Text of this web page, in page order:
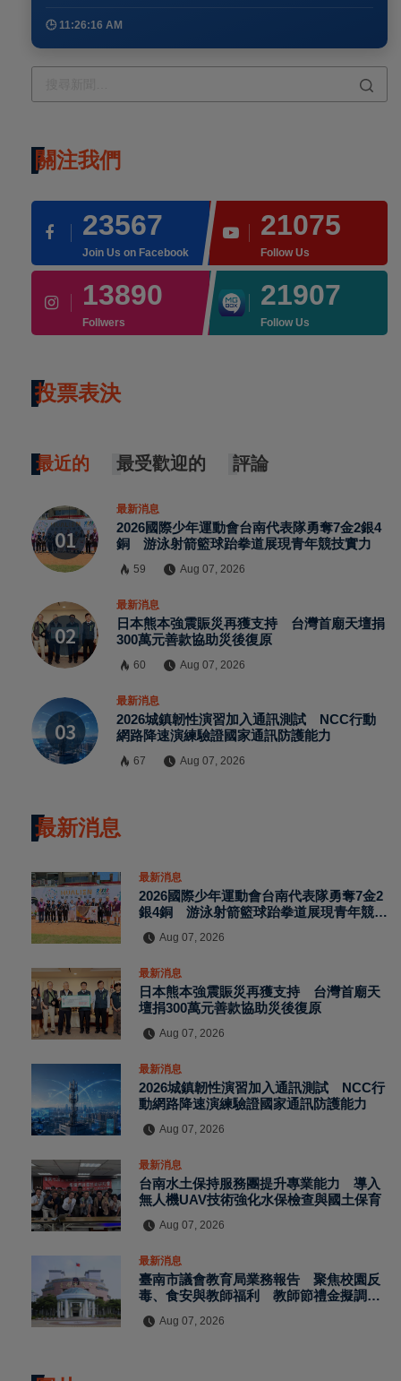
🕒 11:26:16 AM
關注我們
23567
Join Us on Facebook
21075
Follow Us
13890
Follwers
21907
Follow Us
投票表決
最近的 最受歡迎的 評論
最新消息
2026國際少年運動會台南代表隊勇奪7金2銀4
銅 游泳射箭籃球跆拳道展現青年競技實力
59 Aug 07, 2026
最新消息
日本熊本強震賑災再獲支持 台灣首廟天壇捐
300萬元善款協助災後復原
60 Aug 07, 2026
最新消息
2026城鎮韌性演習加入通訊測試 NCC行動
網路降速演練驗證國家通訊防護能力
67 Aug 07, 2026
最新消息
最新消息
2026國際少年運動會台南代表隊勇奪7金2
銀4銅 游泳射箭籃球跆拳道展現青年競技
Aug 07, 2026
最新消息
日本熊本強震賑災再獲支持 台灣首廟天
壇捐300萬元善款協助災後復原
Aug 07, 2026
最新消息
2026城鎮韌性演習加入通訊測試 NCC行
動網路降速演練驗證國家通訊防護能力
Aug 07, 2026
最新消息
台南水土保持服務團提升專業能力 導入
無人機UAV技術強化水保檢查與國土保育
Aug 07, 2026
最新消息
臺南市議會教育局業務報告 聚焦校園反
毒、食安與教師福利 教師節禮金擬調升
Aug 07, 2026